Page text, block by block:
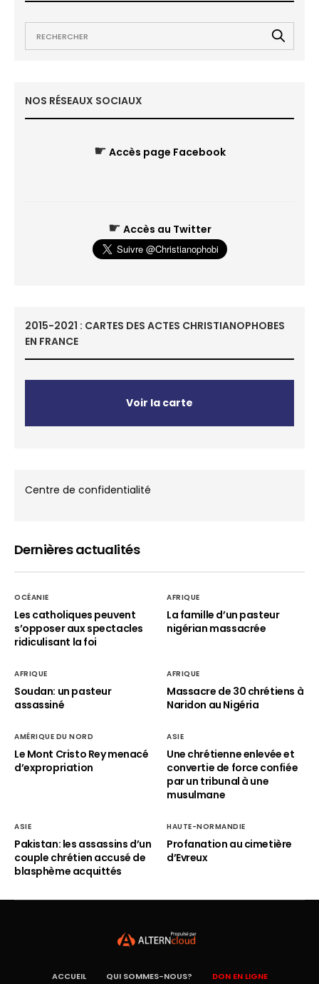
NOS RÉSEAUX SOCIAUX
☛ Accès page Facebook
☛ Accès au Twitter
2015-2021 : CARTES DES ACTES CHRISTIANOPHOBES
EN FRANCE
Voir la carte
Centre de confidentialité
Dernières actualités
OCÉANIE
Les catholiques peuvent
s’opposer aux spectacles
ridiculisant la foi
AFRIQUE
La famille d’un pasteur
nigérian massacrée
AFRIQUE
Soudan: un pasteur
assassiné
AFRIQUE
Massacre de 30 chrétiens à
Naridon au Nigéria
AMÉRIQUE DU NORD
Le Mont Cristo Rey menacé
d’expropriation
ASIE
Une chrétienne enlevée et
convertie de force confiée
par un tribunal à une
musulmane
ASIE
Pakistan: les assassins d’un
couple chrétien accusé de
blasphème acquittés
HAUTE-NORMANDIE
Profanation au cimetière
d’Evreux
ACCUEIL QUI SOMMES-NOUS? DON EN LIGNE